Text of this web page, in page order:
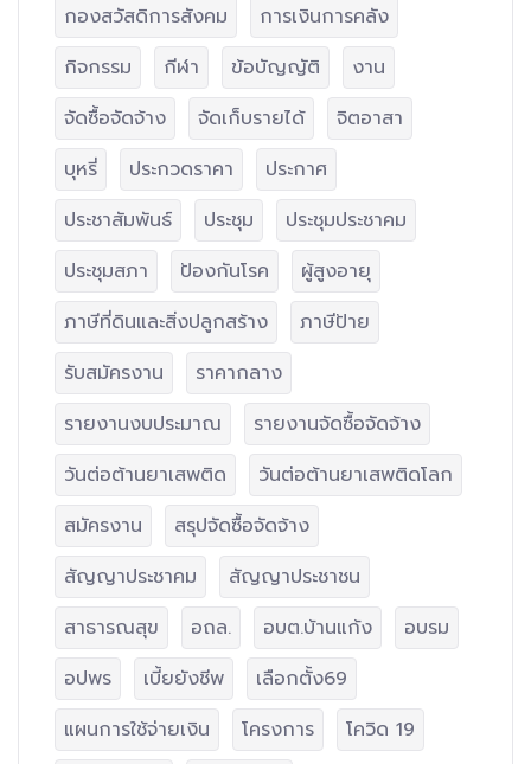
กองสวัสดิการสังคม
การเงินการคลัง
กิจกรรม
กีฬา ข้อบัญญัติ
งาน
จัดซื้อจัดจ้าง
จัดเก็บรายได้
จิตอาสา
บุหรี่
ประกวดราคา
ประกาศ
ประชาสัมพันธ์
ประชุม
ประชุมประชาคม
ประชุมสภา
ป้องกันโรค
ผู้สูงอายุ
ภาษีที่ดินและสิ่งปลูกสร้าง
ภาษีป้าย
รับสมัครงาน
ราคากลาง
รายงานงบประมาณ
รายงานจัดซื้อจัดจ้าง
วันต่อต้านยาเสพติด
วันต่อต้านยาเสพติดโลก
สมัครงาน
สรุปจัดซื้อจัดจ้าง
สัญญาประชาคม
สัญญาประชาชน
สาธารณสุข
อถล. อบต.บ้านแก้ง
อบรม
อปพร
เบี้ยยังชีพ
เลือกตั้ง69
แผนการใช้จ่ายเงิน
โครงการ
โควิด 19